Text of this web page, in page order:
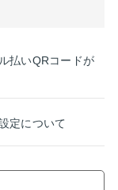
払いQRコードが
定について